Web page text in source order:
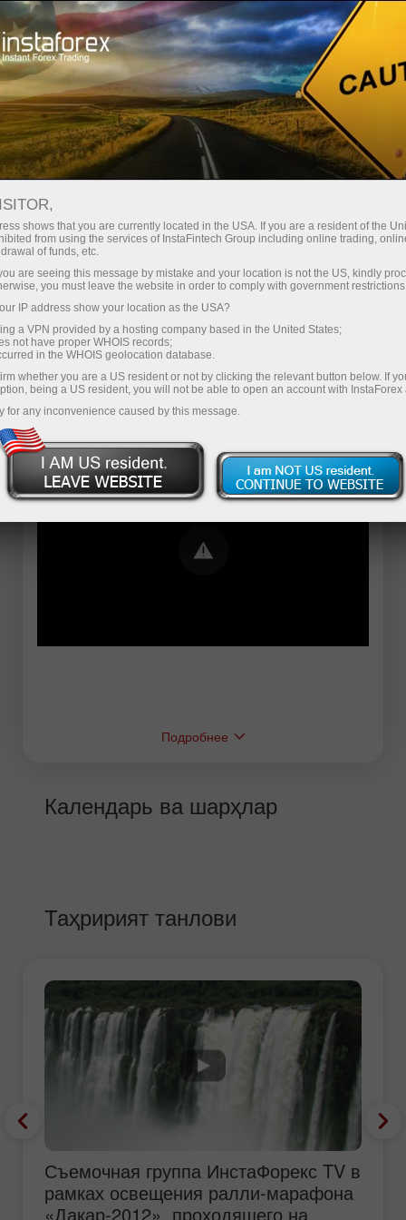
Трейдерам Форекс аналитика
Форекс ТВ
Форекс-видео новости
Error loading YouTube: Video could not be
played
Подробнее
Календарь ва шарҳлар
Таҳририят танлови
Съемочная группа ИнстаФорекс TV в
рамках освещения ралли-марафона
«Дакар-2012», проходящего на
shows that you are currently located in the USA. If you are a resident of the
from using the services of InstaFintech Group including online trading,
of funds, etc.
are seeing this message by mistake and your location is not the US, kindly
you must leave the website in order to comply with government
IP address show your location as the USA?
a VPN provided by a hosting company based in the United States;
not have proper WHOIS records;
in the WHOIS geolocation database.
whether you are a US resident or not by clicking the relevant button below. If
being a US resident, you will not be able to open an account with InstaForex
for any inconvenience caused by this message.